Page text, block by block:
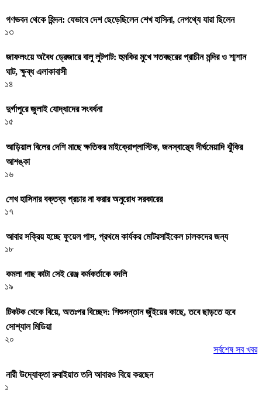
গণভবন থেকে হিন্দন: যেভাবে দেশ ছেড়েছিলেন শেখ হাসিনা, নেপথ্যে যারা ছিলেন
১৩
জাফলংয়ে অবৈধ ড্রেজারে বালু লুটপাট: হুমকির মুখে শতবছরের প্রাচীন মন্দির ও শ্মশান
ঘাট, ক্ষুব্ধ এলাকাবাসী
১৪
দুর্গাপুরে জুলাই যোদ্ধাদের সংবর্ধনা
১৫
আড়িয়াল বিলের দেশি মাছে ক্ষতিকর মাইক্রোপ্লাস্টিক, জনস্বাস্থ্যে দীর্ঘমেয়াদি ঝুঁকির
আশঙ্কা
১৬
শেখ হাসিনার বক্তব্য প্রচার না করার অনুরোধ সরকারের
১৭
আবার সক্রিয় হচ্ছে ফুয়েল পাস, প্রথমে কার্যকর মোটরসাইকেল চালকদের জন্য
১৮
কমলা গাছ কাটা সেই রেঞ্জ কর্মকর্তাকে বদলি
১৯
টিকটক থেকে বিয়ে, অতঃপর বিচ্ছেদ: শিশুসন্তান জুঁইয়ের কাছে, তবে ছাড়তে হবে
সোশ্যাল মিডিয়া
২০
সর্বশেষ সব খবর
নারী উদ্যোক্তা রুবাইয়াত তনি আবারও বিয়ে করছেন
১